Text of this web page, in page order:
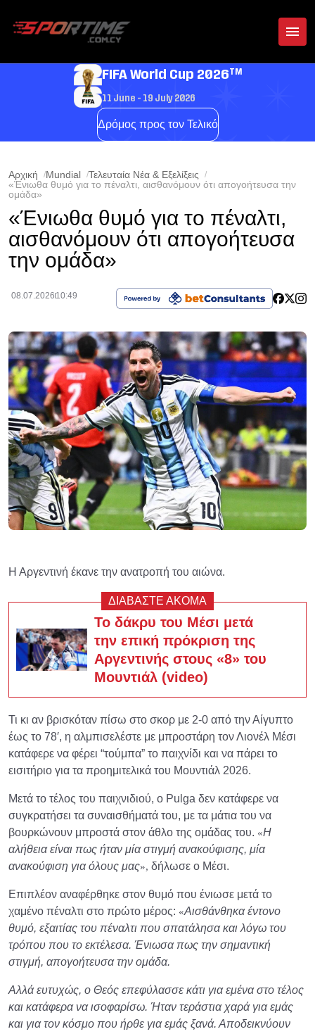
FIFA World Cup 2026TM
11 June - 19 July 2026
Δρόμος προς τον Τελικό
Αρχική Mundial
Τελευταία Νέα & Εξελίξεις
«Ένιωθα θυμό για το πέναλτι, αισθανόμουν ότι απογοήτευσα την
ομάδα»
«Ένιωθα θυμό για το πέναλτι,
αισθανόμουν ότι απογοήτευσα
την ομάδα»
08.07.2026 10:49
Η Αργεντινή έκανε την ανατροπή του αιώνα.
ΔΙΑΒΑΣΤΕ ΑΚΟΜΑ
Το δάκρυ του Μέσι μετά
την επική πρόκριση της
Αργεντινής στους «8» του
Μουντιάλ (video)
Τι κι αν βρισκόταν πίσω στο σκορ με 2-0 από την Αίγυπτο
έως το 78′, η αλμπισελέστε με μπροστάρη τον Λιονέλ Μέσι
κατάφερε να φέρει “τούμπα” το παιχνίδι και να πάρει το
εισιτήριο για τα προημιτελικά του Μουντιάλ 2026.
Μετά το τέλος του παιχνιδιού, ο Pulga δεν κατάφερε να
συγκρατήσει τα συναισθήματά του, με τα μάτια του να
βουρκώνουν μπροστά στον άθλο της ομάδας του. «Η
αλήθεια είναι πως ήταν μία στιγμή ανακούφισης, μία
ανακούφιση για όλους μας», δήλωσε ο Μέσι.
Επιπλέον αναφέρθηκε στον θυμό που ένιωσε μετά το
χαμένο πέναλτι στο πρώτο μέρος: «Αισθάνθηκα έντονο
θυμό, εξαιτίας του πέναλτι που σπατάλησα και λόγω του
τρόπου που το εκτέλεσα. Ένιωσα πως την σημαντική
στιγμή, απογοήτευσα την ομάδα.
Αλλά ευτυχώς, ο Θεός επεφύλασσε κάτι για εμένα στο τέλος
και κατάφερα να ισοφαρίσω. Ήταν τεράστια χαρά για εμάς
και για τον κόσμο που ήρθε για εμάς ξανά. Αποδεικνύουν